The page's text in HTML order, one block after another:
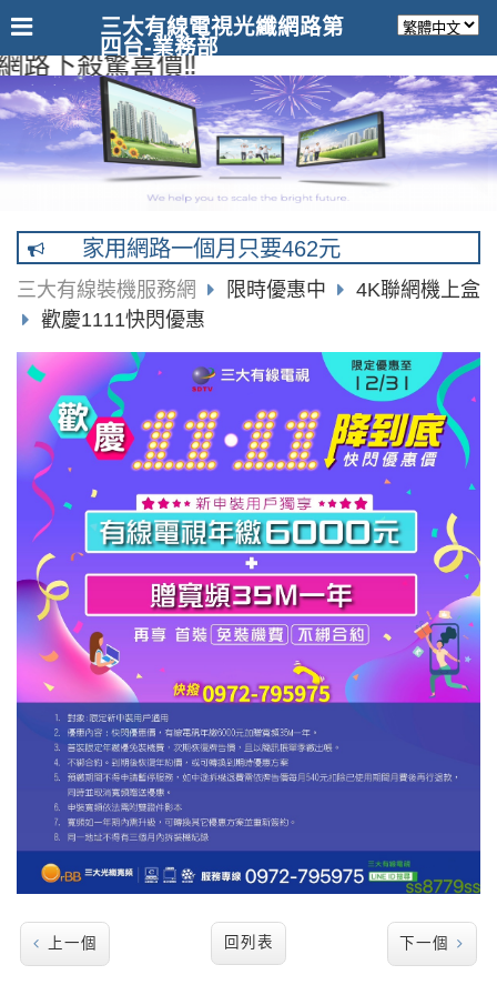
路下殺驚喜價‼️
三大有線電視光纖網路第
四台-業務部
家用網路一個月只要462元
三大有線裝機服務網 限時優惠中
4K聯網機上盒
歡慶1111快閃優惠
上一個 回列表 下一個